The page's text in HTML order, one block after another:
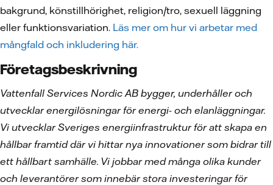
bakgrund, könstillhörighet, religion/tro, sexuell läggning
eller funktionsvariation. Läs mer om hur vi arbetar med
mångfald och inkludering här.
Företagsbeskrivning
Vattenfall Services Nordic AB bygger, underhåller och
utvecklar energilösningar för energi- och elanläggningar.
Vi utvecklar Sveriges energiinfrastruktur för att skapa en
hållbar framtid där vi hittar nya innovationer som bidrar till
ett hållbart samhälle. Vi jobbar med många olika kunder
och leverantörer som innebär stora investeringar för